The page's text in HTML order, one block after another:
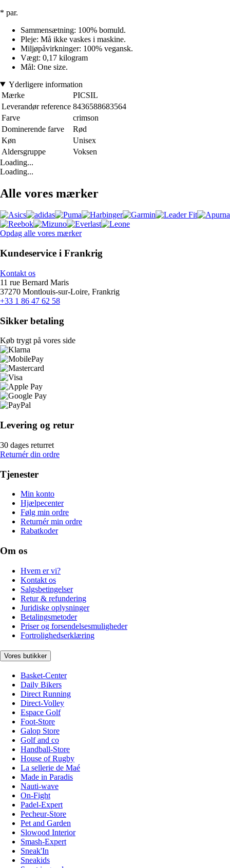
* par.
Sammensætning: 100% bomuld.
Pleje: Må ikke vaskes i maskine.
Miljøpåvirkninger: 100% vegansk.
Vægt: 0,17 kilogram
Mål: One size.
Yderligere information
Mærke
PICSIL
Leverandør reference 8436588683564
Farve
crimson
Dominerende farve
Rød
Køn
Unisex
Aldersgruppe
Voksen
Loading...
Loading...
Alle vores mærker
Opdag alle vores mærker
Kundeservice i Frankrig
Kontakt os
11 rue Bernard Maris
37270 Montlouis-sur-Loire, Frankrig
+33 1 86 47 62 58
Sikker betaling
Køb trygt på vores side
Levering og retur
30 dages returret
Returnér din ordre
Tjenester
Min konto
Hjælpecenter
Følg min ordre
Returnér min ordre
Rabatkoder
Om os
Hvem er vi?
Kontakt os
Salgsbetingelser
Retur & refundering
Juridiske oplysninger
Betalingsmetoder
Priser og forsendelsesmuligheder
Fortrolighedserklæring
Vores butikker
Basket-Center
Daily Bikers
Direct Running
Direct-Volley
Espace Golf
Foot-Store
Galop Store
Golf and co
Handball-Store
House of Rugby
La sellerie de Maé
Made in Paradis
Nauti-wave
On-Fight
Padel-Expert
Pecheur-Store
Pet and Garden
Slowood Interior
Smash-Expert
Sneak'In
Sneakids